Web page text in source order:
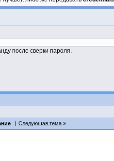
после сверки пароля.
Следующая тема